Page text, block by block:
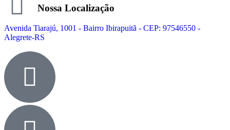
Nossa Localização
Avenida Tiarajú, 1001 - Bairro Ibirapuitã - CEP: 97546550 -
Alegrete-RS